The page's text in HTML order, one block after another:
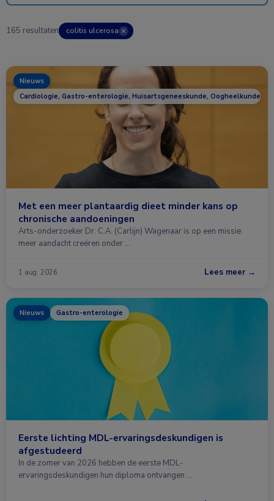
165 resultaten colitis ulcerosa ✕
Nieuws
Cardiologie, Gastro-enterologie, Huisartsgeneeskunde, Oogheelkunde,
Met een meer plantaardig dieet minder kans op
chronische aandoeningen
Arts-onderzoeker Dr. C.A. (Carlijn) Wagenaar is op een missie:
meer aandacht creëren onder …
1 aug. 2026 Lees meer →
Nieuws Gastro-enterologie
Eerste lichting MDL-ervaringsdeskundigen is
afgestudeerd
In de zomer van 2026 hebben de eerste MDL-
ervaringsdeskundigen hun diploma ontvangen …